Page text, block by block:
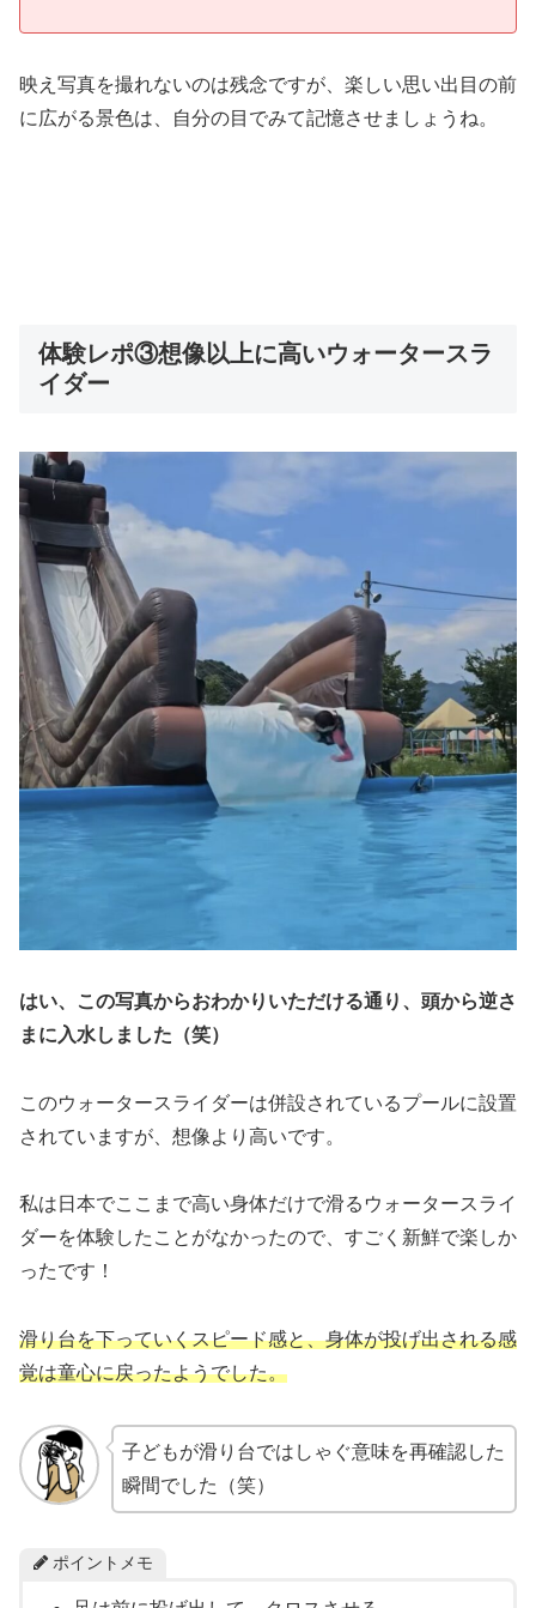
映え写真を撮れないのは残念ですが、楽しい思い出目の前
に広がる景色は、自分の目でみて記憶させましょうね。
体験レポ③想像以上に高いウォータースラ
イダー
はい、この写真からおわかりいただける通り、頭から逆さ
まに入水しました（笑）
このウォータースライダーは併設されているプールに設置
されていますが、想像より高いです。
私は日本でここまで高い身体だけで滑るウォータースライ
ダーを体験したことがなかったので、すごく新鮮で楽しか
ったです！
滑り台を下っていくスピード感と、身体が投げ出される感
覚は童心に戻ったようでした。
子どもが滑り台ではしゃぐ意味を再確認した
瞬間でした（笑）
ポイントメモ